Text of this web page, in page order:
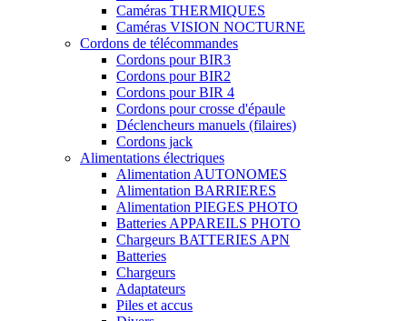
Caméras THERMIQUES
Caméras VISION NOCTURNE
Cordons de télécommandes
Cordons pour BIR3
Cordons pour BIR2
Cordons pour BIR 4
Cordons pour crosse d'épaule
Déclencheurs manuels (filaires)
Cordons jack
Alimentations électriques
Alimentation AUTONOMES
Alimentation BARRIERES
Alimentation PIEGES PHOTO
Batteries APPAREILS PHOTO
Chargeurs BATTERIES APN
Batteries
Chargeurs
Adaptateurs
Piles et accus